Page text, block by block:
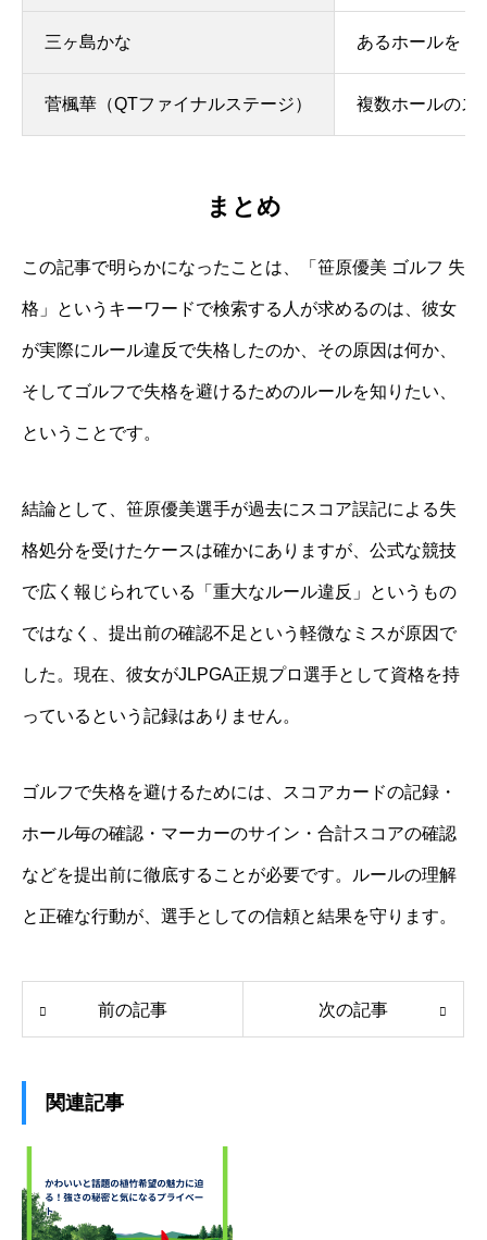
三ヶ島かな あるホールを
菅楓華（QTファイナルステージ） 複数ホールのス
まとめ
この記事で明らかになったことは、「笹原優美 ゴルフ 失
格」というキーワードで検索する人が求めるのは、彼女
が実際にルール違反で失格したのか、その原因は何か、
そしてゴルフで失格を避けるためのルールを知りたい、
ということです。
結論として、笹原優美選手が過去にスコア誤記による失
格処分を受けたケースは確かにありますが、公式な競技
で広く報じられている「重大なルール違反」というもの
ではなく、提出前の確認不足という軽微なミスが原因で
した。現在、彼女がJLPGA正規プロ選手として資格を持
っているという記録はありません。
ゴルフで失格を避けるためには、スコアカードの記録・
ホール毎の確認・マーカーのサイン・合計スコアの確認
などを提出前に徹底することが必要です。ルールの理解
と正確な行動が、選手としての信頼と結果を守ります。
前の記事 次の記事
関連記事